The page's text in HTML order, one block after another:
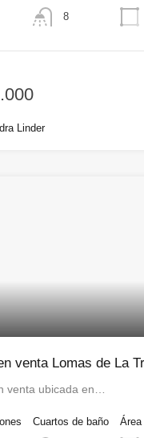
8
Linder
venta Lomas de La
venta ubicada en…
Cuartos de baño Área